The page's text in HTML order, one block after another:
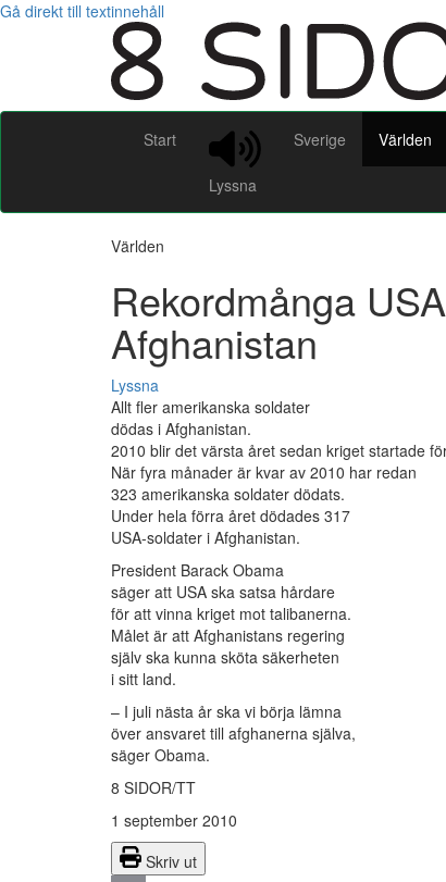
Gå direkt till textinnehåll
Start
Lyssna
Sverige Världen
Världen
Rekordmånga
Afghanistan
Lyssna
Allt fler amerikanska soldater
dödas i Afghanistan.
2010 blir det värsta året sedan kriget startade
När fyra månader är kvar av 2010 har redan
323 amerikanska soldater dödats.
Under hela förra året dödades 317
USA-soldater i Afghanistan.
President Barack Obama
säger att USA ska satsa hårdare
för att vinna kriget mot talibanerna.
Målet är att Afghanistans regering
själv ska kunna sköta säkerheten
i sitt land.
– I juli nästa år ska vi börja lämna
över ansvaret till afghanerna själva,
säger Obama.
8 SIDOR/TT
1 september 2010
Skriv ut